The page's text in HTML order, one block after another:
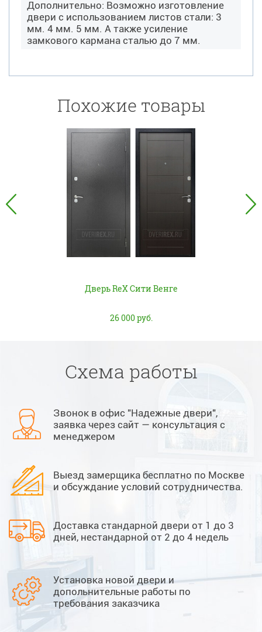
Дополнительно: Возможно изготовление
двери с использованием листов стали: 3
мм. 4 мм. 5 мм. А также усиление
замкового кармана сталью до 7 мм.
Похожие товары
Дверь ReX Сити Венге
26 000 руб.
Схема работы
Звонок в офис "Надежные двери",
заявка через сайт — консультация с
менеджером
Выезд замерщика бесплатно по Москве
и обсуждание условий сотрудничества.
Доставка стандарной двери от 1 до 3
дней, нестандарной от 2 до 4 недель
Установка новой двери и
допольнительные работы по
требования заказчика